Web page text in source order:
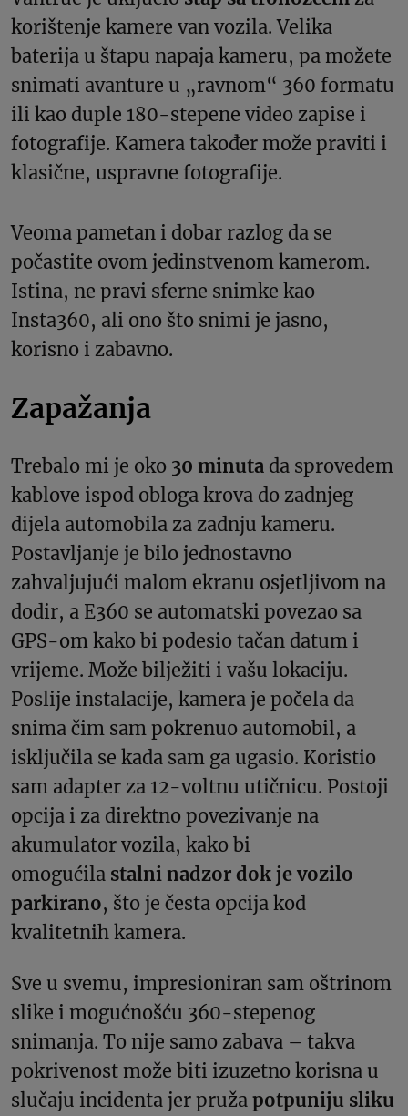
korištenje kamere van vozila. Velika
baterija u štapu napaja kameru, pa možete
snimati avanture u „ravnom“ 360 formatu
ili kao duple 180-stepene video zapise i
fotografije. Kamera također može praviti i
klasične, uspravne fotografije.
Veoma pametan i dobar razlog da se
počastite ovom jedinstvenom kamerom.
Istina, ne pravi sferne snimke kao
Insta360, ali ono što snimi je jasno,
korisno i zabavno.
Zapažanja
Trebalo mi je oko 30 minuta da sprovedem
kablove ispod obloga krova do zadnjeg
dijela automobila za zadnju kameru.
Postavljanje je bilo jednostavno
zahvaljujući malom ekranu osjetljivom na
dodir, a E360 se automatski povezao sa
GPS-om kako bi podesio tačan datum i
vrijeme. Može bilježiti i vašu lokaciju.
Poslije instalacije, kamera je počela da
snima čim sam pokrenuo automobil, a
isključila se kada sam ga ugasio. Koristio
sam adapter za 12-voltnu utičnicu. Postoji
opcija i za direktno povezivanje na
akumulator vozila, kako bi
omogućila stalni nadzor dok je vozilo
parkirano, što je česta opcija kod
kvalitetnih kamera.
Sve u svemu, impresioniran sam oštrinom
slike i mogućnošću 360-stepenog
snimanja. To nije samo zabava – takva
pokrivenost može biti izuzetno korisna u
slučaju incidenta jer pruža potpuniju sliku